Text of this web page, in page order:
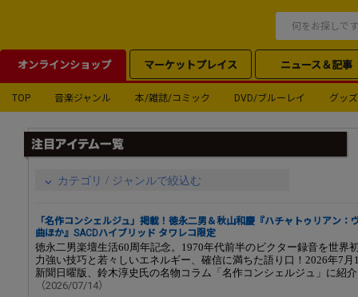
オンラインショップ マーケットプレイス ニュース＆記事
TOP 音楽ジャンル 本/雑誌/コミック DVD/ブルーレイ グッズ
カテゴリ / ジャンルで絞込む
「名作コンシェルジュ」掲載！徳永二男＆秋山和慶『ハチャトゥリアン：
曲ほか』SACDハイブリッド タワレコ限定
徳永二男楽壇生活60周年記念。1970年代前半のビクター録音を世界
力強い技巧と若々しいエネルギー、確信に満ちた語り口！2026年7月
新聞日曜版、鈴木淳史氏の名物コラム「名作コンシェルジュ」に紹
（2026/07/14）